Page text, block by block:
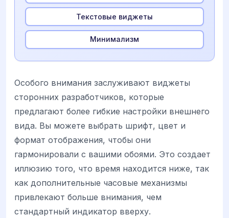
Текстовые виджеты
Минимализм
Особого внимания заслуживают виджеты
сторонних разработчиков, которые
предлагают более гибкие настройки внешнего
вида. Вы можете выбрать шрифт, цвет и
формат отображения, чтобы они
гармонировали с вашими обоями. Это создает
иллюзию того, что время находится ниже, так
как дополнительные часовые механизмы
привлекают больше внимания, чем
стандартный индикатор вверху.